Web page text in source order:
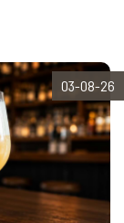
03-08-26